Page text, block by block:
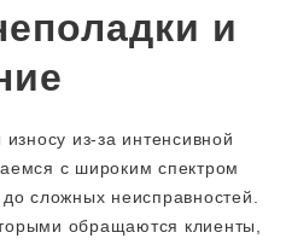
и
из-за интенсивной
с широким спектром
сложных неисправностей.
обращаются клиенты,